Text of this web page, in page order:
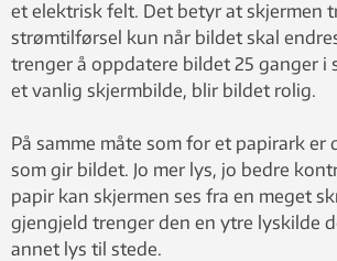
et elektrisk felt. Det betyr at skjermen
strømtilførsel kun når bildet skal
trenger å oppdatere bildet 25 ganger i
et vanlig skjermbilde, blir bildet rolig.
På samme måte som for et papirark er
som gir bildet. Jo mer lys, jo bedre
papir kan skjermen ses fra en meget
gjengjeld trenger den en ytre lyskilde
annet lys til stede.